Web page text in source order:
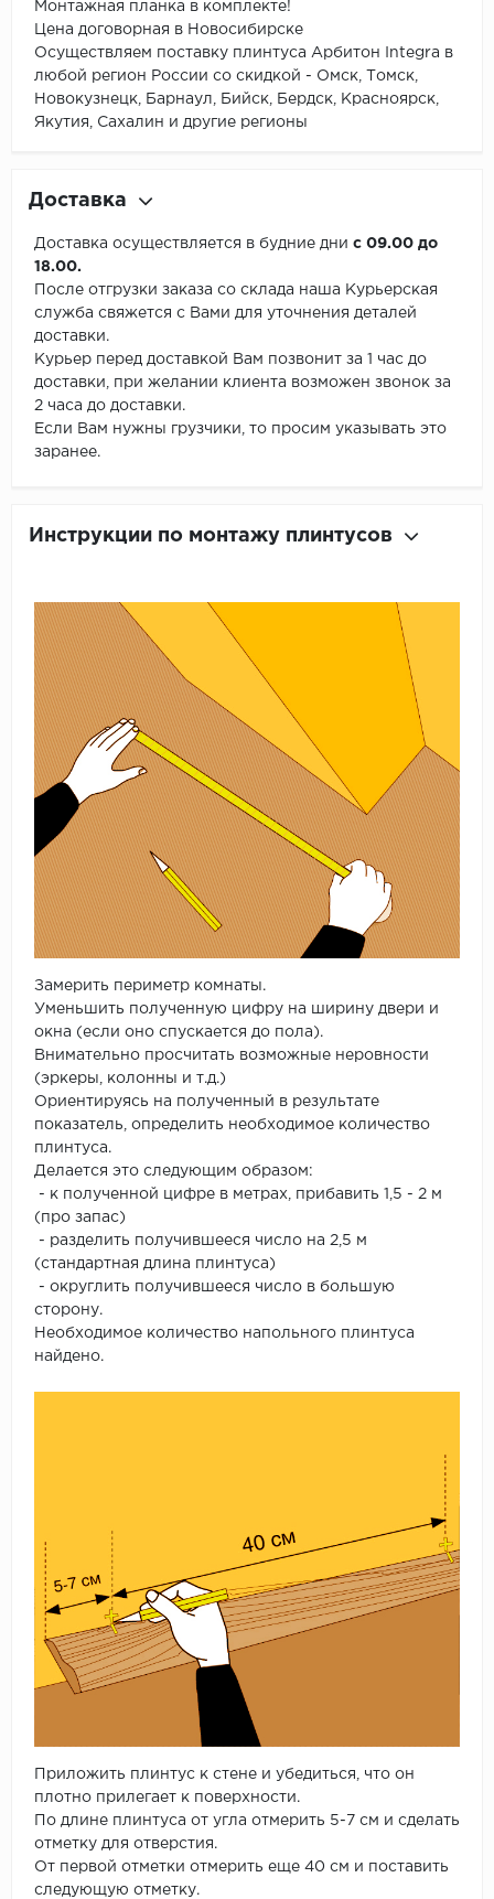
Монтажная планка в комплекте!
Цена договорная в Новосибирске
Осуществляем поставку плинтуса Арбитон Integra в
любой регион России со скидкой - Омск, Томск,
Новокузнецк, Барнаул, Бийск, Бердск, Красноярск,
Якутия, Сахалин и другие регионы
Доставка
Доставка осуществляется в будние дни с 09.00 до
18.00.
После отгрузки заказа со склада наша Курьерская
служба свяжется с Вами для уточнения деталей
доставки.
Курьер перед доставкой Вам позвонит за 1 час до
доставки, при желании клиента возможен звонок за
2 часа до доставки.
Если Вам нужны грузчики, то просим указывать это
заранее.
Инструкции по монтажу плинтусов
Замерить периметр комнаты.
Уменьшить полученную цифру на ширину двери и
окна (если оно спускается до пола).
Внимательно просчитать возможные неровности
(эркеры, колонны и т.д.)
Ориентируясь на полученный в результате
показатель, определить необходимое количество
плинтуса.
Делается это следующим образом:
- к полученной цифре в метрах, прибавить 1,5 - 2 м
(про запас)
- разделить получившееся число на 2,5 м
(стандартная длина плинтуса)
- округлить получившееся число в большую
сторону.
Необходимое количество напольного плинтуса
найдено.
Приложить плинтус к стене и убедиться, что он
плотно прилегает к поверхности.
По длине плинтуса от угла отмерить 5-7 см и сделать
отметку для отверстия.
От первой отметки отмерить еще 40 см и поставить
следующую отметку.